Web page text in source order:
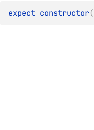
expect constructor(